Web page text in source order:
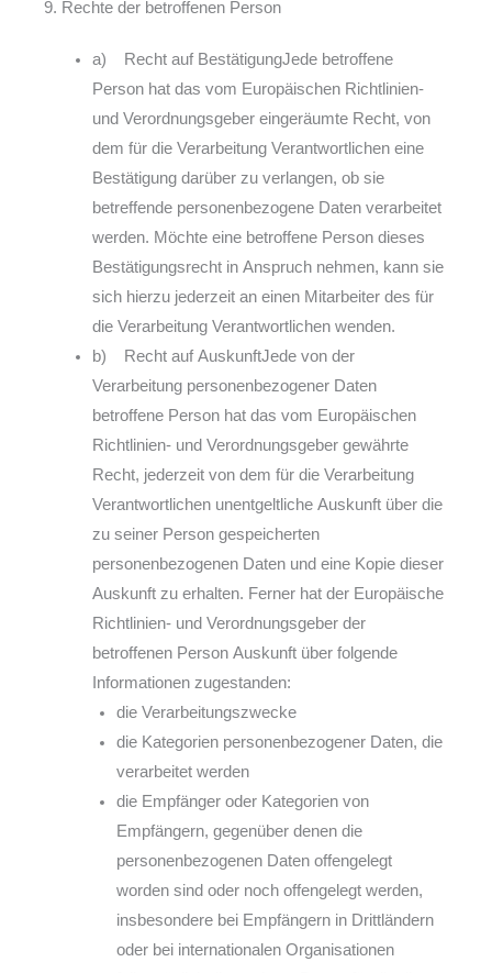
9. Rechte der betroffenen Person
a) Recht auf BestätigungJede betroffene
Person hat das vom Europäischen Richtlinien-
und Verordnungsgeber eingeräumte Recht, von
dem für die Verarbeitung Verantwortlichen eine
Bestätigung darüber zu verlangen, ob sie
betreffende personenbezogene Daten verarbeitet
werden. Möchte eine betroffene Person dieses
Bestätigungsrecht in Anspruch nehmen, kann sie
sich hierzu jederzeit an einen Mitarbeiter des für
die Verarbeitung Verantwortlichen wenden.
b) Recht auf AuskunftJede von der
Verarbeitung personenbezogener Daten
betroffene Person hat das vom Europäischen
Richtlinien- und Verordnungsgeber gewährte
Recht, jederzeit von dem für die Verarbeitung
Verantwortlichen unentgeltliche Auskunft über die
zu seiner Person gespeicherten
personenbezogenen Daten und eine Kopie dieser
Auskunft zu erhalten. Ferner hat der Europäische
Richtlinien- und Verordnungsgeber der
betroffenen Person Auskunft über folgende
Informationen zugestanden:
die Verarbeitungszwecke
die Kategorien personenbezogener Daten, die
verarbeitet werden
die Empfänger oder Kategorien von
Empfängern, gegenüber denen die
personenbezogenen Daten offengelegt
worden sind oder noch offengelegt werden,
insbesondere bei Empfängern in Drittländern
oder bei internationalen Organisationen